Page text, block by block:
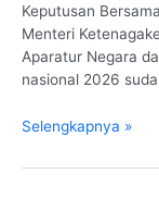
Keputusan
Menteri
Aparatur Negara
nasional 2026
Kalender
Libur
Selengkapnya »